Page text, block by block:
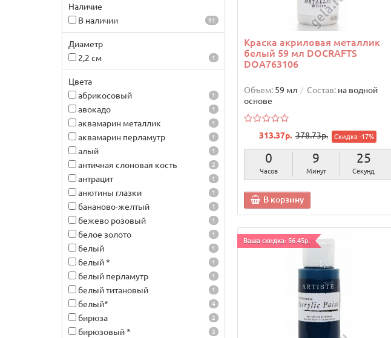
Наличие
В наличии
91
Диаметр
2,2 см
1
Цвета
абрикосовый
1
авокадо 1
аквамарин металлик 1
аквамарин перламутр 1
алый 1
античная слоновая кость 2
антрацит 1
анютины глазки 1
бананово-желтый 1
бежево розовый 1
белое золото 1
белый 1
белый * 1
белый перламутр 1
белый титановый 1
белый* 4
бирюза 2
бирюзовый * 3
Краска акриловая металлик
белый 59 мл DOCRAFTS
DOA763106
Объем: 59 мл Состав: на водной
основе
313.37р. 378.73р. Скидка -17%
0
Часов
9
Минут
24
Секунды
В корзину
Ваша скидка: 56.45р.